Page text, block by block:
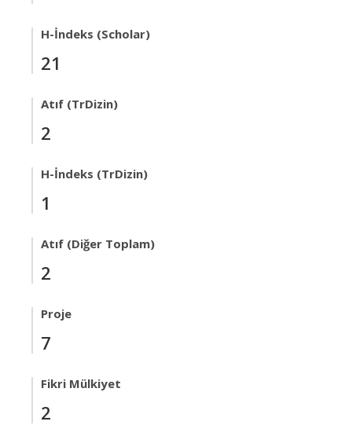
H-İndeks (Scholar)
21
Atıf (TrDizin)
2
H-İndeks (TrDizin)
1
Atıf (Diğer Toplam)
2
Proje
7
Fikri Mülkiyet
2